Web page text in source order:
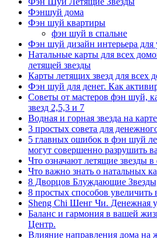
Фэншуй дома
Фэн шуй квартиры
фэн шуй в спальне
Фэн шуй дизайн интерьера
Натальные карты для всех
летящей звезды
Карты летящих звезд для всех
Фэн шуй для денег. Как
Советы от мастеров фэн шуй,
звезд 2,5,3 и 7
Водная и горная звезда на
3 простых совета для
5 главных ошибок в фэн шуй
могут совершенно разрушить
Что означают летящие звезды
Что важно знать о натальных
8 Дворцов Блуждающие Звезды,
8 простых способов
Sheng Chi Шенг Чи. Денежная
Баланс и гармония в вашей
Центр.
Влияние направления дома